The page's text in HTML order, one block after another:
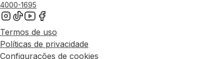
4000-1695
Termos de uso
Políticas de privacidade
Configurações de cookies